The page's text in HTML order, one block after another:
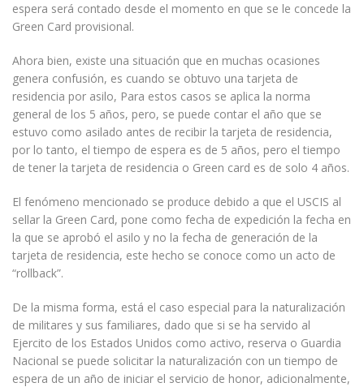
espera será contado desde el momento en que se le concede la
Green Card provisional.
Ahora bien, existe una situación que en muchas ocasiones
genera confusión, es cuando se obtuvo una tarjeta de
residencia por asilo, Para estos casos se aplica la norma
general de los 5 años, pero, se puede contar el año que se
estuvo como asilado antes de recibir la tarjeta de residencia,
por lo tanto, el tiempo de espera es de 5 años, pero el tiempo
de tener la tarjeta de residencia o Green card es de solo 4 años.
El fenómeno mencionado se produce debido a que el USCIS al
sellar la Green Card, pone como fecha de expedición la fecha en
la que se aprobó el asilo y no la fecha de generación de la
tarjeta de residencia, este hecho se conoce como un acto de
“rollback”.
De la misma forma, está el caso especial para la naturalización
de militares y sus familiares, dado que si se ha servido al
Ejercito de los Estados Unidos como activo, reserva o Guardia
Nacional se puede solicitar la naturalización con un tiempo de
espera de un año de iniciar el servicio de honor, adicionalmente,